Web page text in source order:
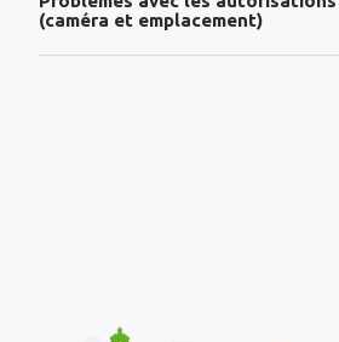
(caméra et emplacement)